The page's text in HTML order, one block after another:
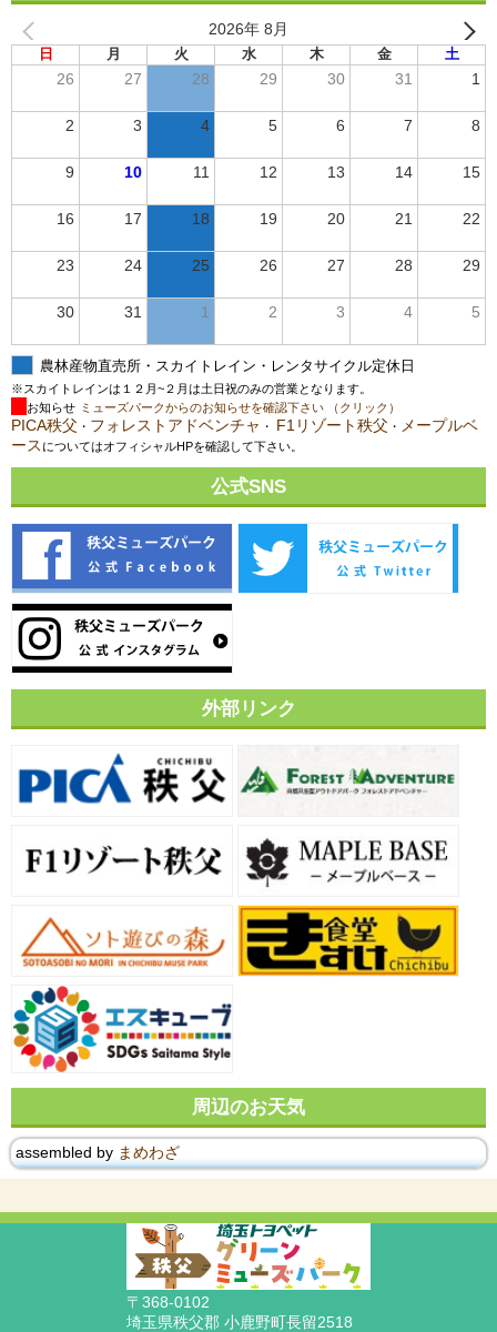
2026年 8月
日 月 火 水 木 金 土
26 27 28 29 30 31 1
2 3 4 5 6 7 8
9 10 11 12 13 14 15
16 17 18 19 20 21 22
23 24 25 26 27 28 29
30 31 1 2 3 4 5
農林産物直売所・スカイトレイン・レンタサイクル定休日
※スカイトレインは１２月~２月は土日祝のみの営業となります。
お知らせ ミューズパークからのお知らせを確認下さい （クリック）
PICA秩父 ・ フォレストアドベンチャ ・ F1リゾート秩父 ・ メープルベ
ース についてはオフィシャルHPを確認して下さい。
公式SNS
外部リンク
周辺のお天気
assembled by まめわざ
〒368-0102
埼玉県秩父郡 小鹿野町長留2518